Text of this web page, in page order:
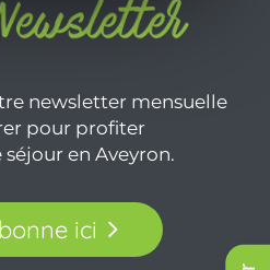
newsletter mensuelle
pour profiter
en Aveyron.
ici